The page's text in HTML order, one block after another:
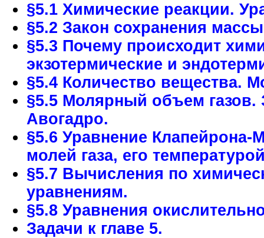
§5.1 Химические реакции.
§5.2 Закон сохранения
§5.3 Почему происходит
экзотермические и
§5.4 Количество вещества.
§5.5 Молярный объем газов.
Авогадро.
§5.6 Уравнение
молей газа, его
§5.7 Вычисления по
уравнениям.
§5.8 Уравнения
Задачи к главе 5.